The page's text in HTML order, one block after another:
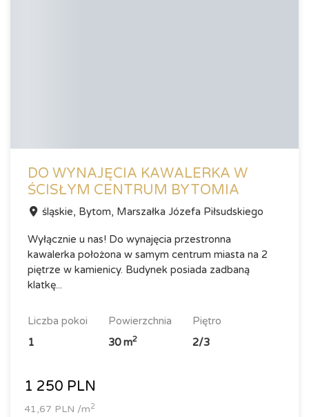
DO WYNAJĘCIA KAWALERKA W
ŚCISŁYM CENTRUM BYTOMIA
śląskie, Bytom, Marszałka Józefa Piłsudskiego
Wyłącznie u nas! Do wynajęcia przestronna
kawalerka położona w samym centrum miasta na 2
piętrze w kamienicy. Budynek posiada zadbaną
klatkę...
liczba pokoi
1
powierzchnia
30 m2
piętro
2/3
1 250 PLN
41,67 PLN /m2